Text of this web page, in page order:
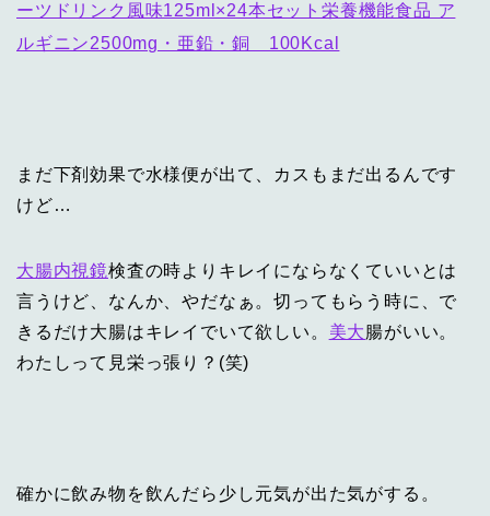
ーツドリンク風味125ml×24本セット栄養機能食品 ア
ルギニン2500mg・亜鉛・銅 100Kcal
まだ下剤効果で水様便が出て、カスもまだ出るんです
けど…
大腸内視鏡検査の時よりキレイにならなくていいとは
言うけど、なんか、やだなぁ。切ってもらう時に、で
きるだけ大腸はキレイでいて欲しい。 美大腸がいい。
わたしって見栄っ張り？(笑)
確かに飲み物を飲んだら少し元気が出た気がする。